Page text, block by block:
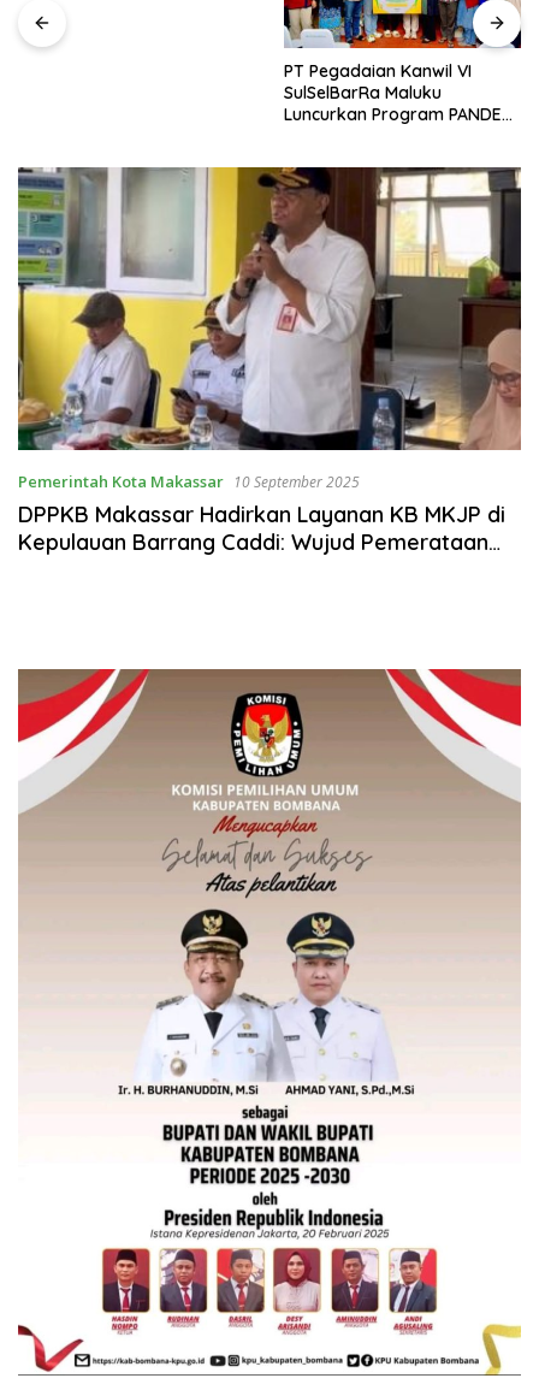
PT Pegadaian Kanwil VI
SulSelBarRa Maluku
Luncurkan Program PANDE
Pemerintah Kota Makassar 10 September 2025
DPPKB Makassar Hadirkan Layanan KB MKJP di
Kepulauan Barrang Caddi: Wujud Pemerataan